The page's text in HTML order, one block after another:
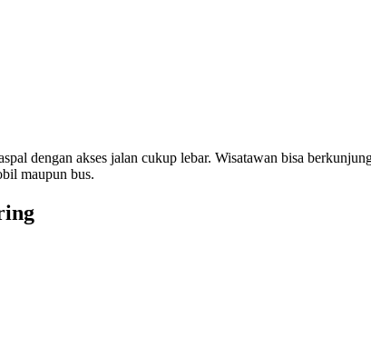
dengan akses jalan cukup lebar. Wisatawan bisa
maupun bus.